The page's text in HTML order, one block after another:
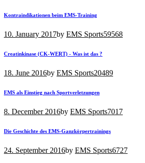
Kontraindikationen beim EMS-Training
10. January 2017by EMS Sports59568
Creatinkinase (CK-WERT) - Was ist das ?
18. June 2016by EMS Sports20489
EMS als Einstieg nach Sportverletzungen
8. December 2016by EMS Sports7017
Die Geschichte des EMS-Ganzkörpertrainings
24. September 2016by EMS Sports6727